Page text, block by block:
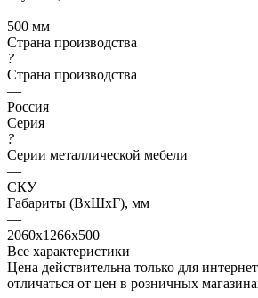
—
500 мм
Страна производства
?
Страна производства
—
Россия
Серия
?
Серии металлической мебели
—
СКУ
Габариты (ВхШхГ), мм
—
2060x1266x500
Все характеристики
Цена действительна только для
отличаться от цен в розничных